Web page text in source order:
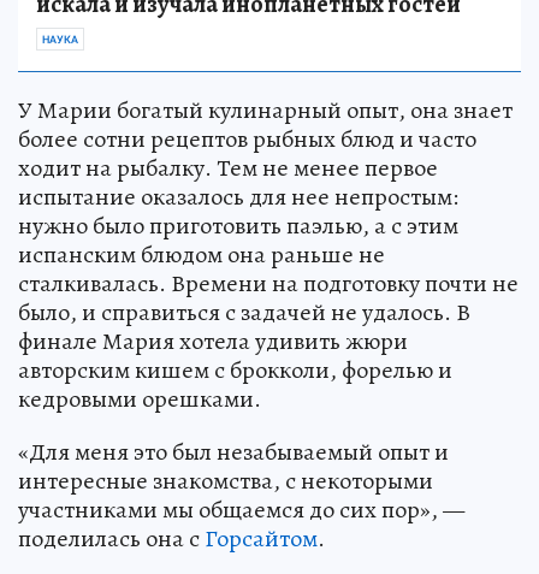
НАУКА
У Марии богатый кулинарный опыт, она знает
более сотни рецептов рыбных блюд и часто
ходит на рыбалку. Тем не менее первое
испытание оказалось для нее непростым:
нужно было приготовить паэлью, а с этим
испанским блюдом она раньше не
сталкивалась. Времени на подготовку почти не
было, и справиться с задачей не удалось. В
финале Мария хотела удивить жюри
авторским кишем с брокколи, форелью и
кедровыми орешками.
«Для меня это был незабываемый опыт и
интересные знакомства, с некоторыми
участниками мы общаемся до сих пор», —
поделилась она сГорсайтом.